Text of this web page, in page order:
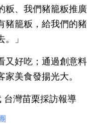
粄、我們豬籠粄推廣
豬籠粄，給我們的豬
」
又好吃；通過創意料
美食發揚光大。
台灣苗栗採訪報導